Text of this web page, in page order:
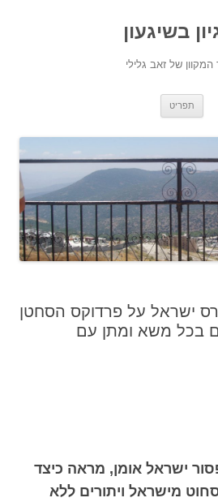
בשיגעון
המקוון של זאב גלילי
תפריט
ישראל על פרדוקס הסחטן
בכל משא ומתן עם
ישראל אומן, מראה כיצד
מישראל ויתורים ללא